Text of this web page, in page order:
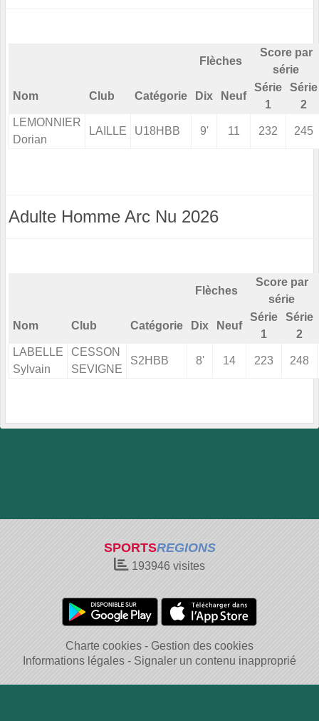
Flèches
Score par
série
Nom Club Catégorie Dix Neuf
Série
1
Série
2
LEMONNIER
Dorian
LAILLE U18HBB 9' 11 232 245
Adulte Homme Arc Nu 2026
Flèches
Score par
série
Nom Club Catégorie Dix Neuf
Série
1
Série
2
LABELLE
Sylvain
CESSON
SEVIGNE
S2HBB 8' 14 223 248
SPORTSREGIONS
193946 visites
Charte cookies
Gestion des cookies
Informations légales
Signaler un contenu inapproprié